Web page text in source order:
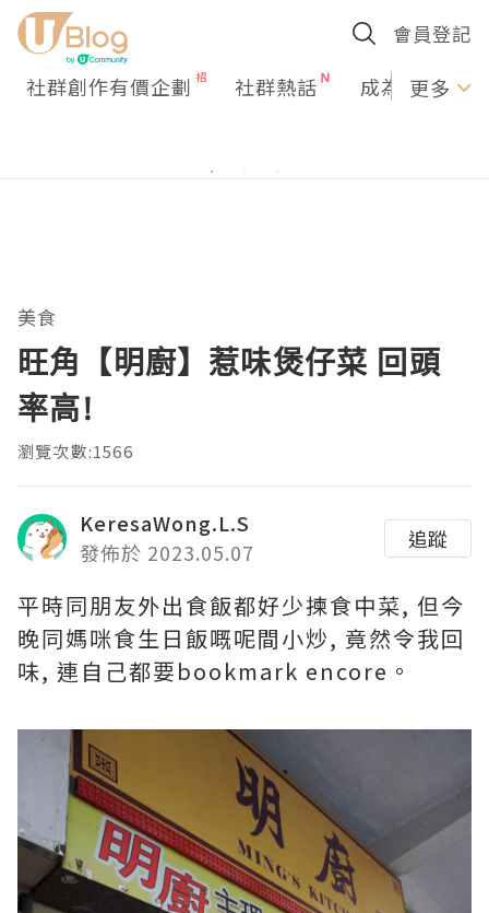
會員登記
社群創作有價企劃 社群熱話 成為U更多
美食
旺角【明廚】惹味煲仔菜 回頭
率高!
瀏覽次數:1566
KeresaWong.L.S
發佈於 2023.05.07
追蹤
平時同朋友外出食飯都好少揀食中菜, 但今
晚同媽咪食生日飯嘅呢間小炒, 竟然令我回
味, 連自己都要bookmark encore。